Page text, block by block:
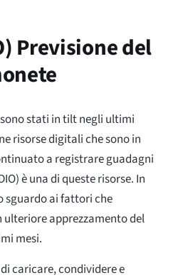
Previsione del
stati in tilt negli ultimi
risorse digitali che sono in
a registrare guadagni
è una di queste risorse. In
sguardo ai fattori che
apprezzamento del
mesi.
caricare, condividere e